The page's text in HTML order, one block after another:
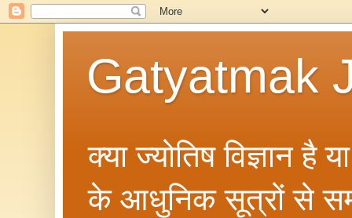
Gatyatmak
क्या ज्योतिष विज्ञान
के आधुनिक सूत्रों से